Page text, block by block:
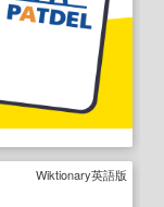
Wiktionary英語版